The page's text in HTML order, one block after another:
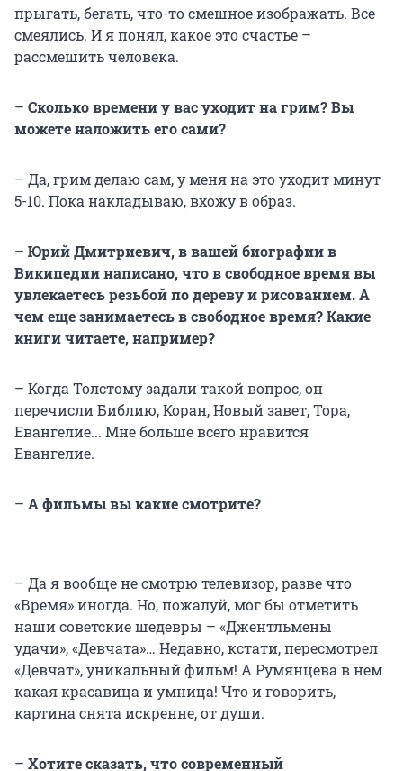
прыгать, бегать, что-то смешное изображать. Все
смеялись. И я понял, какое это счастье –
рассмешить человека.
– Сколько времени у вас уходит на грим? Вы
можете наложить его сами?
– Да, грим делаю сам, у меня на это уходит минут
5-10. Пока накладываю, вхожу в образ.
– Юрий Дмитриевич, в вашей биографии в
Википедии написано, что в свободное время вы
увлекаетесь резьбой по дереву и рисованием. А
чем еще занимаетесь в свободное время? Какие
книги читаете, например?
– Когда Толстому задали такой вопрос, он
перечисли Библию, Коран, Новый завет, Тора,
Евангелие... Мне больше всего нравится
Евангелие.
– А фильмы вы какие смотрите?
– Да я вообще не смотрю телевизор, разве что
«Время» иногда. Но, пожалуй, мог бы отметить
наши советские шедевры – «Джентльмены
удачи», «Девчата»… Недавно, кстати, пересмотрел
«Девчат», уникальный фильм! А Румянцева в нем
какая красавица и умница! Что и говорить,
картина снята искренне, от души.
– Хотите сказать, что современный